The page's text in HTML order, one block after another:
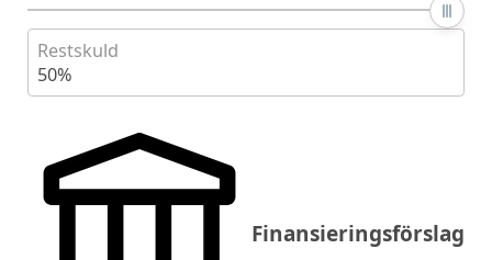
Restskuld
50%
Finansieringsförslag